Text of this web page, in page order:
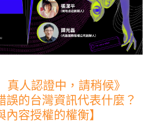
真人認證中，請稍候》
誤的台灣資訊代表什麼？
容授權的權衡】